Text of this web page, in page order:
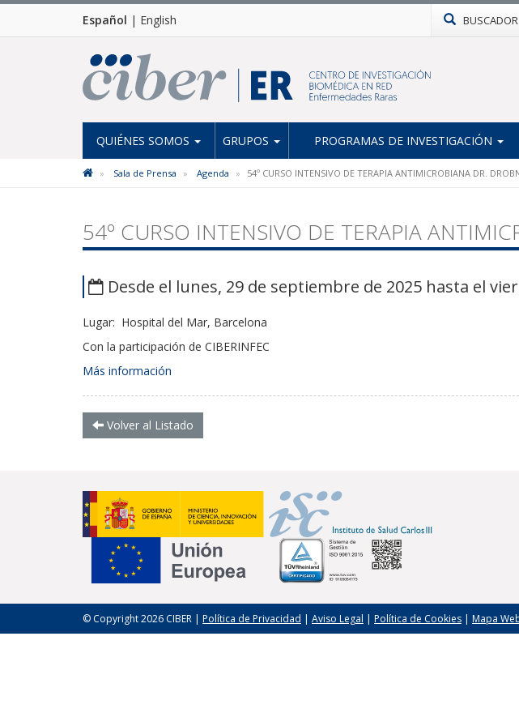
Español | English BUSCADOR
QUIÉNES SOMOS GRUPOS PROGRAMAS DE INVESTIGACIÓN
Sala de Prensa Agenda 54º CURSO INTENSIVO DE TERAPIA ANTIMICROBIANA DR.
54º CURSO INTENSIVO DE TERAPIA
Desde el lunes, 29 de septiembre de 2025 hasta el
Lugar: Hospital del Mar, Barcelona
Con la participación de CIBERINFEC
Más información
Volver al Listado
© Copyright 2026 CIBER | Política de Privacidad | Aviso Legal | Política de Cookies | Mapa